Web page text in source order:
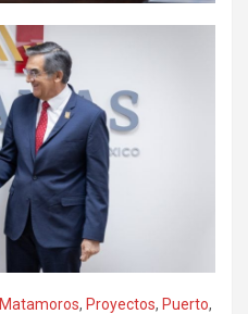
Matamoros, Proyectos, Puerto,